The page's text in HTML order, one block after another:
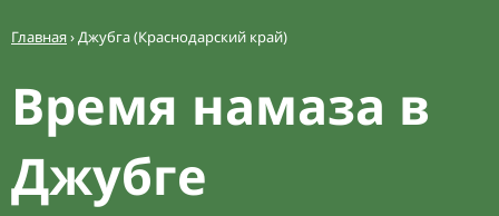
Главная›Джубга (Краснодарский край)
Время намаза в
Джубге